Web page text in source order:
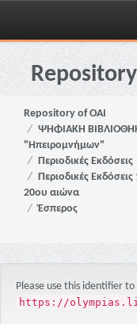
Skip
navigation
Repository of OAI
ΨΗΦΙΑΚΗ
"Ηπειρομνήμων"
Περιοδικές Εκδόσεις
Περιοδικές
20ου αιώνα
Έσπερος
Please use this identifier
https://